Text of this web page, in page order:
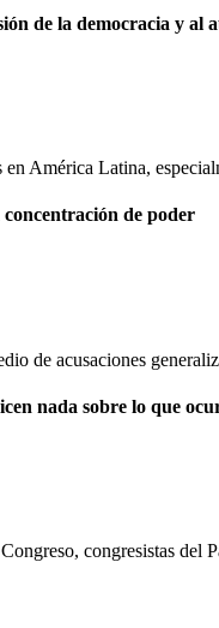
de la democracia y
América Latina,
de poder
de acusaciones
nada sobre lo que
congresistas del